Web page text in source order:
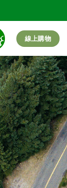
線上購物